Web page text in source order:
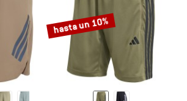
hasta un 10%